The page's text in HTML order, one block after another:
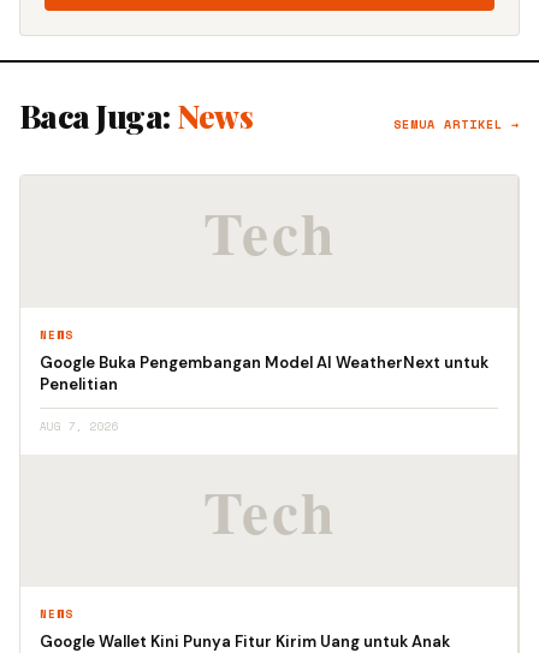
Baca Juga: News SEMUA ARTIKEL →
NEWS
Google Buka Pengembangan Model AI WeatherNext untuk
Penelitian
AUG 7, 2026
NEWS
Google Wallet Kini Punya Fitur Kirim Uang untuk Anak